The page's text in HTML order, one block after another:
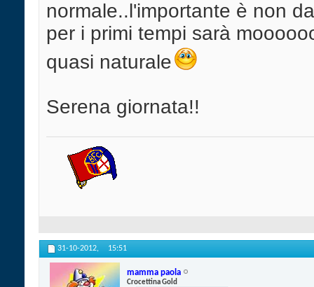
normale..l'importante è non
per i primi tempi sarà
quasi naturale
Serena giornata!!
31-10-2012, 15:51
mamma paola
Crocettina Gold